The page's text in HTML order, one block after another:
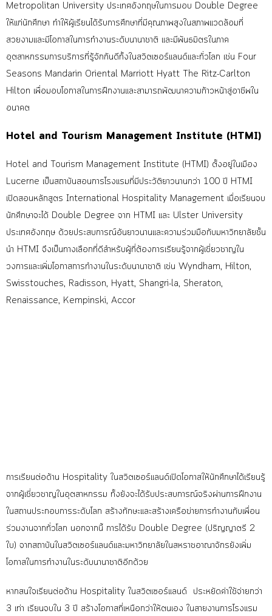
Metropolitan University ประเทศอังกฤษในการมอบ Double Degree
ให้แก่นักศึกษา ทำให้ผู้เรียนได้รับการศึกษาที่มีคุณภาพสูงในสภาพแวดล้อมที่
สวยงามและมีโอกาสในการทำงานระดับนานาชาติ และมีพันธมิตรในภาค
อุตสาหกรรมการบริการที่รู้จักกันดีทั้งในสวิตเซอร์แลนด์และทั่วโลก เช่น Four
Seasons Mandarin Oriental Marriott Hyatt The Ritz-Carlton
Hilton เพื่อมอบโอกาสในการฝึกงานและสามารถพัฒนาความก้าวหน้าสู่อาชีพใน
อนาคต
Hotel and Tourism Management Institute (HTMI)
Hotel and Tourism Management Institute (HTMI) ตั้งอยู่ในเมือง
Lucerne เป็นสถาบันสอนการโรงแรมที่มีประวัติยาวนานกว่า 100 ปี HTMI
เปิดสอนหลักสูตร International Hospitality Management เมื่อเรียนจบ
นักศึกษาจะได้ Double Degree จาก HTMI และ Ulster University
ประเทศอังกฤษ ด้วยประสบการณ์อันยาวนานและความร่วมมือกับมหาวิทยาลัยชั้น
นำ HTMI จึงเป็นทางเลือกที่ดีสำหรับผู้ที่ต้องการเรียนรู้จากผู้เชี่ยวชาญใน
วงการและเพิ่มโอกาสการทำงานในระดับนานาชาติ เช่น Wyndham, Hilton,
Swisstouches, Radisson, Hyatt, Shangri-la, Sheraton,
Renaissance, Kempinski, Accor
การเรียนต่อด้าน Hospitality ในสวิตเซอร์แลนด์เปิดโอกาสให้นักศึกษาได้เรียนรู้
จากผู้เชี่ยวชาญในอุตสาหกรรม ทั้งยังจะได้รับประสบการณ์จริงผ่านการฝึกงาน
ในสถานประกอบการระดับโลก สร้างทักษะและสร้างเครือข่ายการทำงานกับเพื่อน
ร่วมงานจากทั่วโลก นอกจากนี้ การได้รับ Double Degree (ปริญญาตรี 2
ใบ) จากสถาบันในสวิตเซอร์แลนด์และมหาวิทยาลัยในสหราชอาณาจักรยังเพิ่ม
โอกาสในการทำงานในระดับนานาชาติอีกด้วย
หากสนใจเรียนต่อด้าน Hospitality ในสวิตเซอร์แลนด์ ประหยัดค่าใช้จ่ายกว่า
3 เท่า เรียนจบใน 3 ปี สร้างโอกาสที่เหนือกว่าให้ตนเอง ในสายงานการโรงแรม